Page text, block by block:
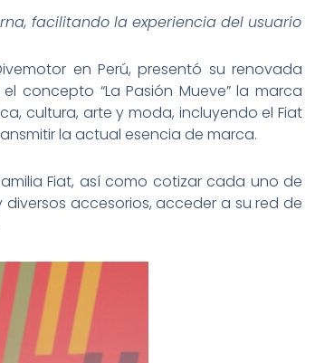
facilitando la experiencia del usuario
en Perú, presentó su renovada
concepto “La Pasión Mueve” la marca
cultura, arte y moda, incluyendo el Fiat
la actual esencia de marca.
Fiat, así como cotizar cada uno de
accesorios, acceder a su red de